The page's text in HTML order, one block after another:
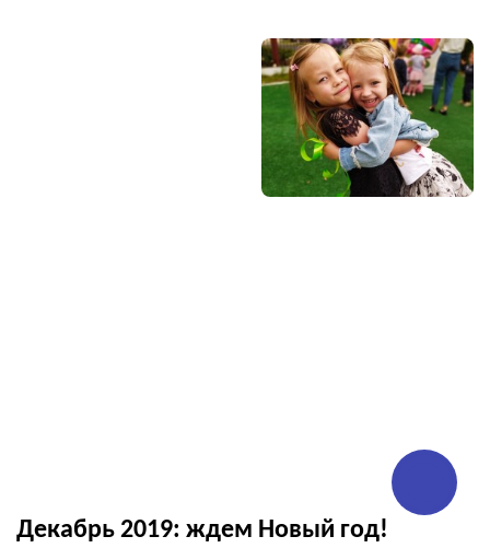
Декабрь 2019: ждем Новый год!